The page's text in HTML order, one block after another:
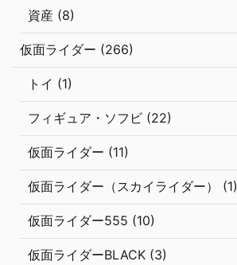
資産 (8)
仮面ライダー (266)
トイ (1)
フィギュア・ソフビ (22)
仮面ライダー (11)
仮面ライダー（スカイライダー） (1)
仮面ライダー555 (10)
仮面ライダーBLACK (3)